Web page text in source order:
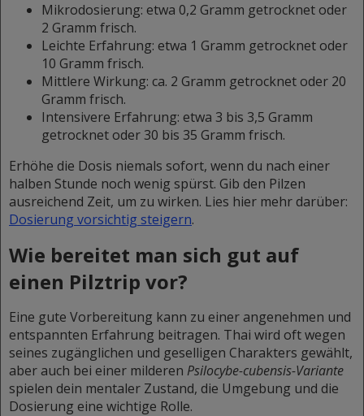
Mikrodosierung: etwa 0,2 Gramm getrocknet oder
2 Gramm frisch.
Leichte Erfahrung: etwa 1 Gramm getrocknet oder
10 Gramm frisch.
Mittlere Wirkung: ca. 2 Gramm getrocknet oder 20
Gramm frisch.
Intensivere Erfahrung: etwa 3 bis 3,5 Gramm
getrocknet oder 30 bis 35 Gramm frisch.
Erhöhe die Dosis niemals sofort, wenn du nach einer
halben Stunde noch wenig spürst. Gib den Pilzen
ausreichend Zeit, um zu wirken. Lies hier mehr darüber:
Dosierung vorsichtig steigern.
Wie bereitet man sich gut auf
einen Pilztrip vor?
Eine gute Vorbereitung kann zu einer angenehmen und
entspannten Erfahrung beitragen. Thai wird oft wegen
seines zugänglichen und geselligen Charakters gewählt,
aber auch bei einer milderen Psilocybe-cubensis-Variante
spielen dein mentaler Zustand, die Umgebung und die
Dosierung eine wichtige Rolle.